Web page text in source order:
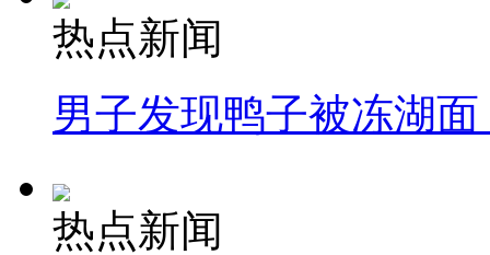
热点新闻
男子发现鸭子被冻湖
热点新闻